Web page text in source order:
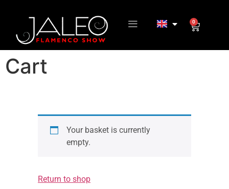
0
Cart
Your basket is currently
empty.
Return to shop